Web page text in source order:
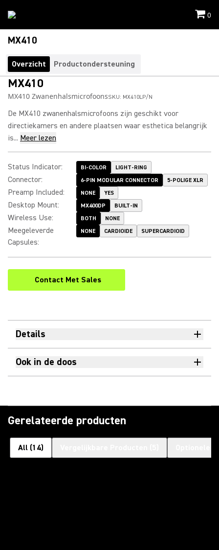
0
MX410
Overzicht Productondersteuning
MX410
MX410 ZwanenhalsmicrofoonsSKU: MX410LP/N
De MX410 zwanenhalsmicrofoons zijn geschikt voor
directiekamers en andere plaatsen waar esthetica belangrijk
is... Meer lezen
Status Indicator: BI-COLOR LIGHT-RING
Connector: 6-PIN MODULAR CONNECTOR 5-POLIGE XLR
Preamp Included: NONE YES
Desktop Mount: MX400DP BUILT-IN
Wireless Use: BOTH NONE
Meegeleverde
Capsules:
NONE CARDIOIDE SUPERCARDIOID
Contact Met Sales
Details
Ook in de doos
Gerelateerde producten
All (14)